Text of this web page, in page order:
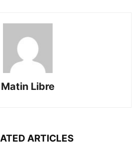
Matin Libre
ARTICLES